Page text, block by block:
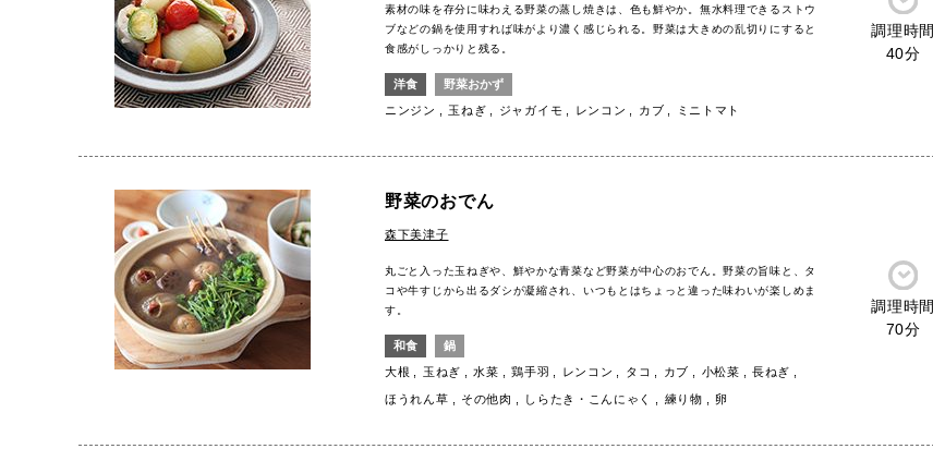
素材の味を存分に味わえる野菜の蒸し焼きは、色も鮮やか。無水料理できるストウ
ブなどの鍋を使用すれば味がより濃く感じられる。野菜は大きめの乱切りにすると
食感がしっかりと残る。
洋食
野菜おかず
ニンジン
玉ねぎ ジャガイモ レンコン カブ ミニトマト
調理時間
40分
野菜のおでん
森下美津子
丸ごと入った玉ねぎや、鮮やかな青菜など野菜が中心のおでん。野菜の旨味と、タ
コや牛すじから出るダシが凝縮され、いつもとはちょっと違った味わいが楽しめま
す。
和食
鍋
大根
玉ねぎ 水菜 鶏手羽 レンコン タコ カブ 小松菜 長ねぎ
ほうれん草 その他肉 しらたき・こんにゃく 練り物 卵
調理時間
70分